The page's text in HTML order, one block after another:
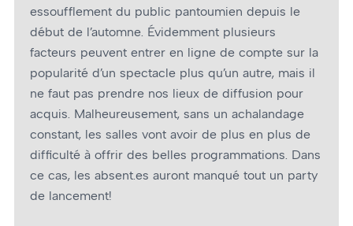
essoufflement du public pantoumien depuis le
début de l’automne. Évidemment plusieurs
facteurs peuvent entrer en ligne de compte sur la
popularité d’un spectacle plus qu’un autre, mais il
ne faut pas prendre nos lieux de diffusion pour
acquis. Malheureusement, sans un achalandage
constant, les salles vont avoir de plus en plus de
difficulté à offrir des belles programmations. Dans
ce cas, les absent.es auront manqué tout un party
de lancement!